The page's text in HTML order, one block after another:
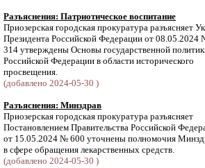
Разъяснения: Патриотическое воспитание
Приозерская городская прокуратура разъясняет
Президента Российской Федерации от 08.05.2024
314 утверждены Основы государственной
Российской Федерации в области исторического
просвещения.
(добавлено 2024-05-30 )
Разъяснения: Минздрав
Приозерская городская прокуратура разъясняет
Постановлением Правительства Российской
от 15.05.2024 № 600 уточнены полномочия
в сфере обращения лекарственных средств.
(добавлено 2024-05-30 )